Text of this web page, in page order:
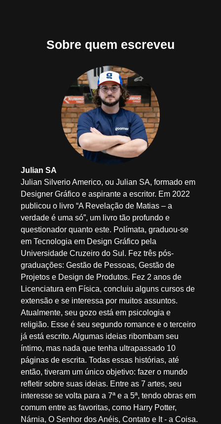
Sobre quem escreveu
Julian SA
Julian Silverio Americo, ou Julian SA, formado em
Designer Gráfico e aspirante a escritor. Em 2022
publicou o livro “A Revelação de Matias – a
verdade é uma só”, um livro tão profundo e
questionador quanto este. Polímata, graduou-se
em Tecnologia em Design Gráfico pela
Universidade Cruzeiro do Sul. Fez três pós-
graduações: Gestão de Pessoas, Gestão de
Projetos e Design de Produtos. Fez 2 anos de
Licenciatura em Física, concluiu alguns cursos de
extensão e se interessa por muitos assuntos.
Atualmente, seu gozo está em psicologia e
religião. Esse é seu segundo romance e o terceiro
já está escrito. Algumas ideias ribombam seu
íntimo, mas nada que tenha ultrapassado 10
páginas de escrita. Todas essas histórias, até
então, tiveram um único objetivo: fazer o mundo
refletir sobre suas ideias. Entre as 7 artes, seu
interesse se volta para a 7ª e a 5ª, tendo obras em
comum entre as favoritas, como Harry Potter,
Nárnia, O Senhor dos Anéis, Contato e It - a Coisa.